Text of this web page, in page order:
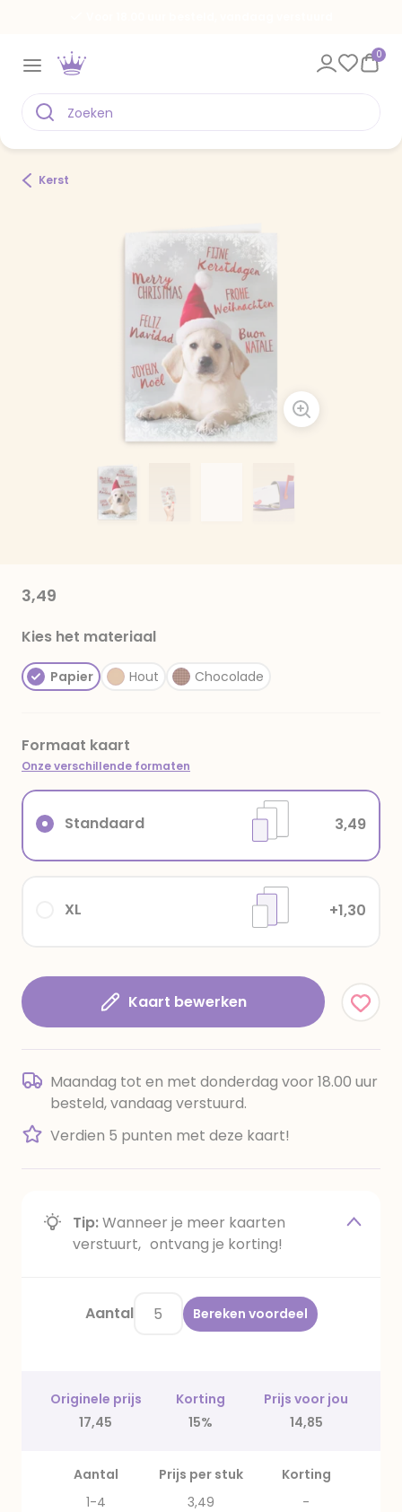
0
Kerst
3,49
Kies het materiaal
Papier Hout Chocolade
Formaat kaart
Onze verschillende formaten
XL +1,30
Standaard 3,49
Kaart bewerken
Maandag tot en met donderdag voor 18.00 uur
besteld, vandaag verstuurd.
Verdien 5 punten met deze kaart!
Tip:Wanneer je meer kaarten
verstuurt, ontvang je korting!
Aantal Bereken voordeel
Originele prijs Korting
Prijs voor jou
17,45
15% 14,85
Aantal Prijs per stuk
Korting
1-4
3,49
-